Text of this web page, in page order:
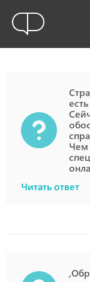
Чем
Читать ответ